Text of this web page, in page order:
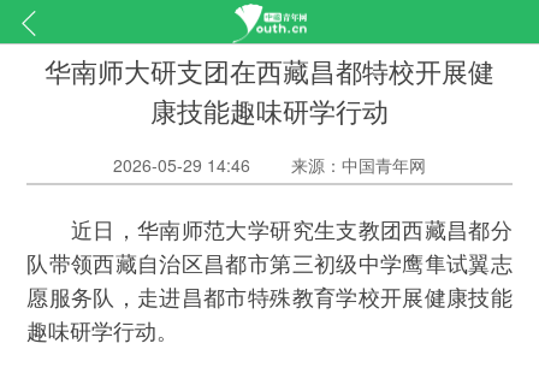
华南师大研支团在西藏昌都特校开展健
康技能趣味研学行动
2026-05-29 14:46 来源：中国青年网
近日，华南师范大学研究生支教团西藏昌都分
队带领西藏自治区昌都市第三初级中学鹰隼试翼志
愿服务队，走进昌都市特殊教育学校开展健康技能
趣味研学行动。